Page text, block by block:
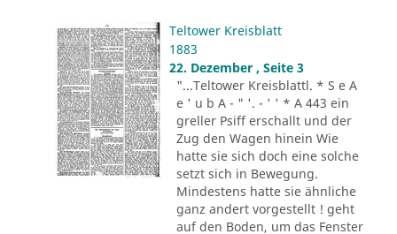
Teltower Kreisblatt
1883
22. Dezember , Seite 3
"...Teltower Kreisblattl. * S e A
e ' u b A - " '. - ' ' * A 443 ein
greller Psiff erschallt und der
Zug den Wagen hinein Wie
hatte sie sich doch eine solche
setzt sich in Bewegung.
Mindestens hatte sie ähnliche
ganz andert vorgestellt ! geht
auf den Boden, um das Fenster